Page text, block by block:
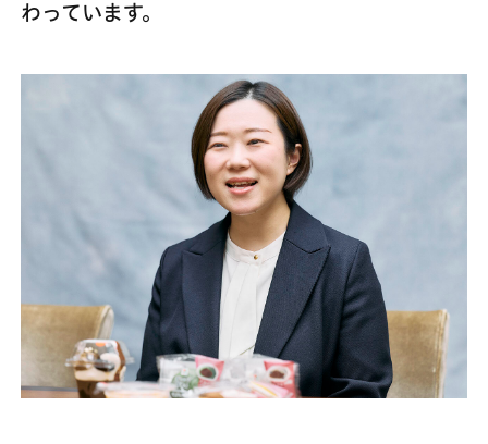
わっています。